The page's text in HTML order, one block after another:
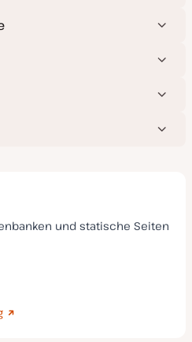
und statische Seiten